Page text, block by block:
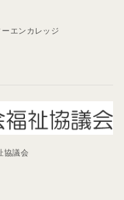
エンカレッジ
協議会